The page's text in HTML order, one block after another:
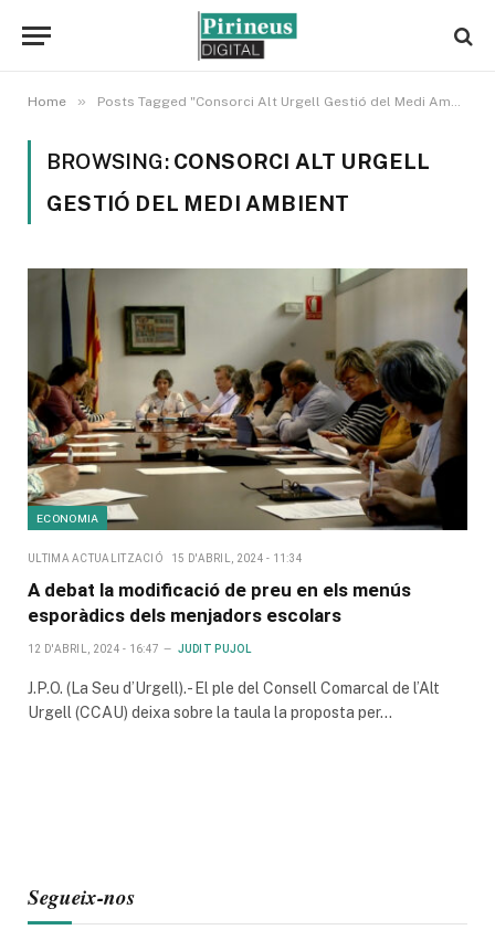
Home » Posts Tagged "Consorci Alt Urgell Gestió del Medi Ambient"
BROWSING: CONSORCI ALT URGELL
GESTIÓ DEL MEDI AMBIENT
ECONOMIA
ULTIMA ACTUALITZACIÓ 15 D'ABRIL, 2024 - 11:34
A debat la modificació de preu en els menús
esporàdics dels menjadors escolars
12 D'ABRIL, 2024 - 16:47 JUDIT PUJOL
J.P.O. (La Seu d’Urgell).- El ple del Consell Comarcal de l’Alt
Urgell (CCAU) deixa sobre la taula la proposta per…
Segueix-nos